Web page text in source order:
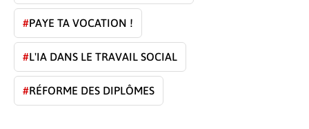
#PAYE TA VOCATION !
#L'IA DANS LE TRAVAIL SOCIAL
#RÉFORME DES DIPLÔMES